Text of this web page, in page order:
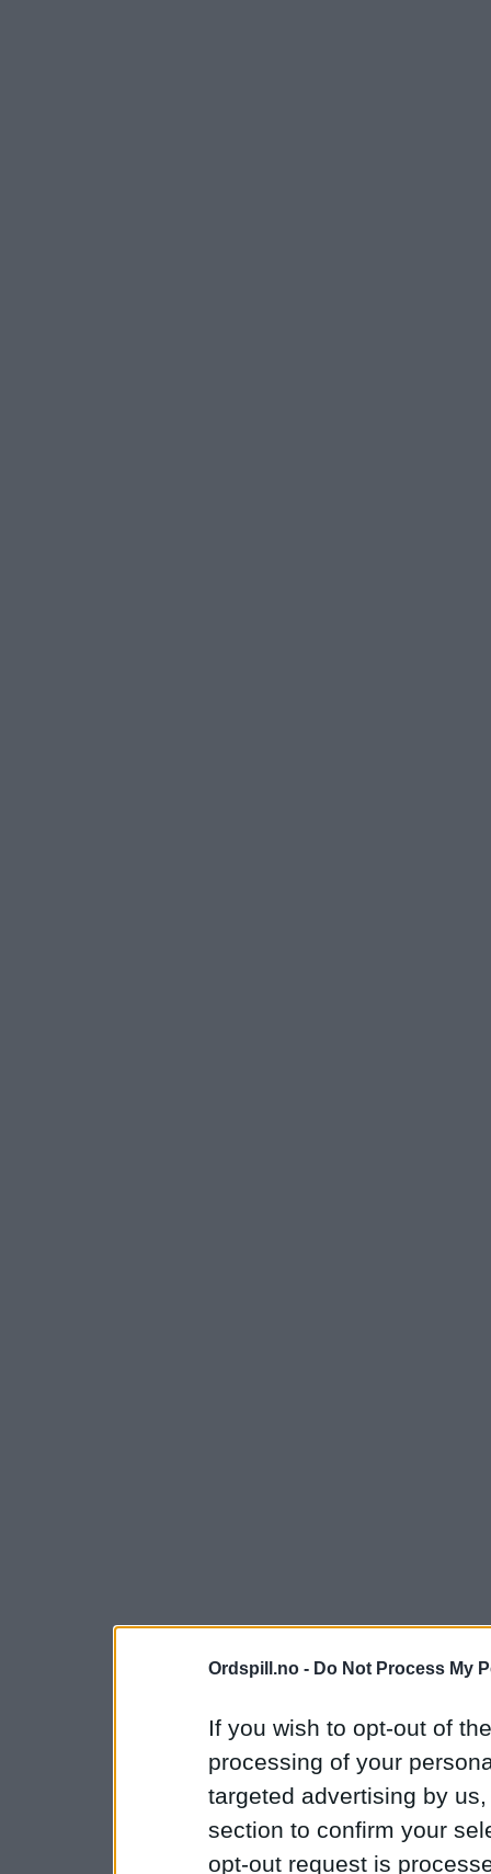
Ordspill.no - Do Not Process My
If you wish to opt-out of
processing of your
targeted advertising by
section to confirm your
opt-out request is